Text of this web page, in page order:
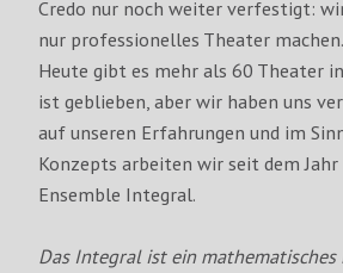
Credo nur noch weiter verfestigt:
nur professionelles Theater machen.
Heute gibt es mehr als 60 Theater
ist geblieben, aber wir haben uns
auf unseren Erfahrungen und im
Konzepts arbeiten wir seit dem Jahr
Ensemble Integral.
Das Integral ist ein